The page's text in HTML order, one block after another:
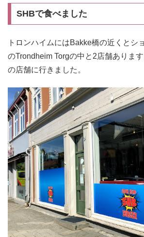
SHBで食べました
トロンハイムにはBakke橋の近くとシ
のTrondheim Torgの中と2店舗ありま
の店舗に行きました。